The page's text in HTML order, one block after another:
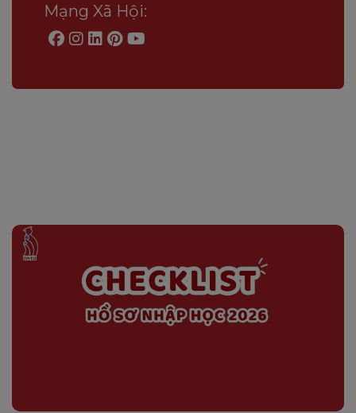
Mạng Xã Hội: